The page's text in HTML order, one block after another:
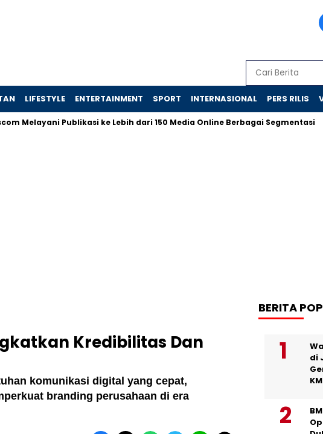
LIFESTYLE ENTERTAINMENT SPORT INTERNASIONAL PERS RILIS
Publikasi ke Lebih dari 150 Media Online Berbagai Segmentasi
Kredibilitas Dan
komunikasi digital yang cepat,
branding perusahaan di era
BERITA
di
KM